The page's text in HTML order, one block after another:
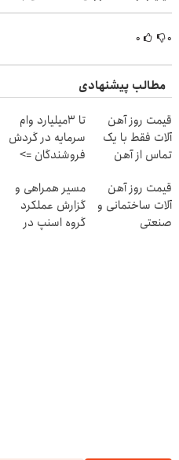
رایگان
۰ ۰
مطالب پیشنهادی
قیمت روز آهن
آلات فقط با یک
تماس از آهن
تا 3میلیارد وام
سرمایه در گردش
فروشندگان =>
ثبت کن
قیمت روز آهن
آلات ساختمانی و
صنعتی
مسیر همراهی و
گزارش عملکرد
گروه اسنپ در